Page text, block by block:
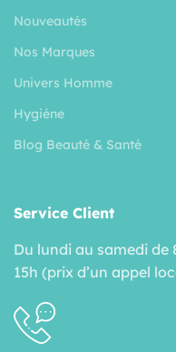
Nouveautés
Nos Marques
Univers Homme
Hygiéne
Blog Beauté & Santé
Service Client
Du lundi au samedi de
15h (prix d’un appel